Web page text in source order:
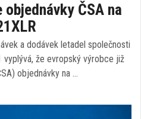
ČSA na
a dodávek letadel společnosti
že evropský výrobce již
objednávky na …